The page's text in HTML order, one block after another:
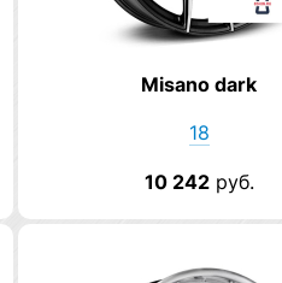
Misano dark
18
10 242руб.